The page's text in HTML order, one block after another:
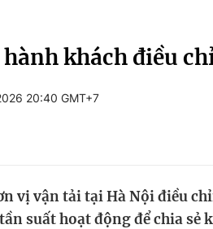
Học
khách điều
20:40 GMT+7
vị vận tải tại Hà Nội điều
suất hoạt động để chia sẻ